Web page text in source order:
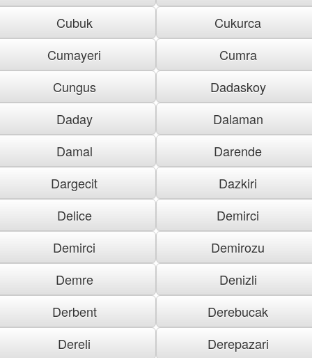
Cubuk
Cukurca
Cumayeri
Cumra
Cungus
Dadaskoy
Daday
Dalaman
Damal
Darende
Dargecit
Dazkiri
Delice
Demirci
Demirci
Demirozu
Demre
Denizli
Derbent
Derebucak
Dereli
Derepazari